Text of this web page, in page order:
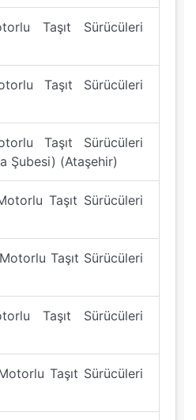
Taşıt Sürücüleri
Taşıt Sürücüleri
Taşıt Sürücüleri
Şubesi) (Ataşehir)
Taşıt Sürücüleri
Taşıt Sürücüleri
Taşıt Sürücüleri
Taşıt Sürücüleri